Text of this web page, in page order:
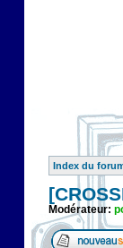
Index du
Modérateur: